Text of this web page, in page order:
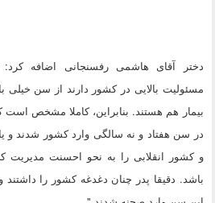
دختر آقای هاشمی رفسنجانی اضافه کرد:
مسئولیت بالایی در کشور دارند از سن خیلی
بیمار هم هستند. بنابراین، کاملا مشخص
در سن هفتاد و نه سالگی وارد کشور شدند و
و کشور انقلابی را به نحو احسنت مدیریت
باشد. دقیقا پدر چنان دغدغه کشور را داشتند